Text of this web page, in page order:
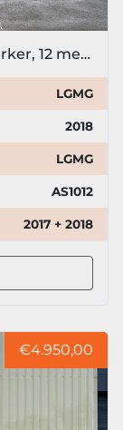
2018 LGMG AS1012, Schaar hoogwerker, 12 meter
LGMG
2018
LGMG
AS1012
2017 + 2018
€4.950,00